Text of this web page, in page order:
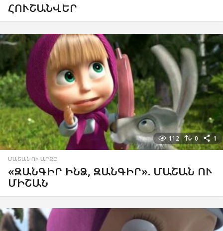
ՀՈՒՇԱՆՎԵՐ
112 0 1
ՄԱՇԱՆ ՈՒ ԱՐՋԸ
«ԶԱՆԳԻՐ ԻՆՁ, ԶԱՆԳԻՐ». ՄԱՇԱՆ ՈՒ
ՄԻՇԱՆ